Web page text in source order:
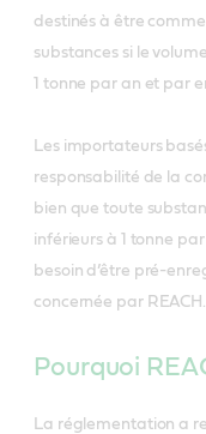
destinés à être
substances si le
1 tonne par an et par
Les importateurs
responsabilité de la
bien que toute
inférieurs à 1 tonne
besoin d’être pré-
concernée par REACH.
Pourquoi
La réglementation a